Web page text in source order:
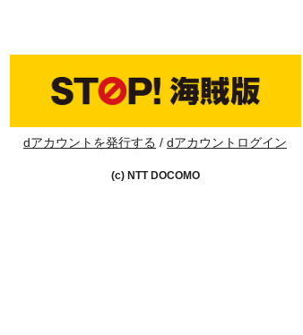
dアカウントを発行する dアカウントログイン
(c) NTT DOCOMO